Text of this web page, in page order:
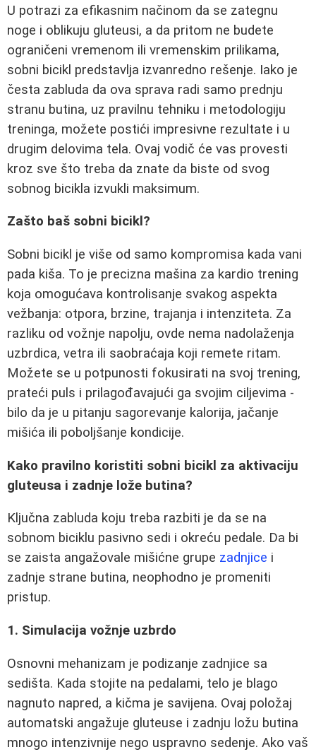
U potrazi za efikasnim načinom da se zategnu
noge i oblikuju gluteusi, a da pritom ne budete
ograničeni vremenom ili vremenskim prilikama,
sobni bicikl predstavlja izvanredno rešenje. Iako je
česta zabluda da ova sprava radi samo prednju
stranu butina, uz pravilnu tehniku i metodologiju
treninga, možete postići impresivne rezultate i u
drugim delovima tela. Ovaj vodič će vas provesti
kroz sve što treba da znate da biste od svog
sobnog bicikla izvukli maksimum.
Zašto baš sobni bicikl?
Sobni bicikl je više od samo kompromisa kada vani
pada kiša. To je precizna mašina za kardio trening
koja omogućava kontrolisanje svakog aspekta
vežbanja: otpora, brzine, trajanja i intenziteta. Za
razliku od vožnje napolju, ovde nema nadolaženja
uzbrdica, vetra ili saobraćaja koji remete ritam.
Možete se u potpunosti fokusirati na svoj trening,
prateći puls i prilagođavajući ga svojim ciljevima -
bilo da je u pitanju sagorevanje kalorija, jačanje
mišića ili poboljšanje kondicije.
Kako pravilno koristiti sobni bicikl za aktivaciju
gluteusa i zadnje lože butina?
Ključna zabluda koju treba razbiti je da se na
sobnom biciklu pasivno sedi i okreću pedale. Da bi
se zaista angažovale mišićne grupe zadnjice i
zadnje strane butina, neophodno je promeniti
pristup.
1. Simulacija vožnje uzbrdo
Osnovni mehanizam je podizanje zadnjice sa
sedišta. Kada stojite na pedalami, telo je blago
nagnuto napred, a kičma je savijena. Ovaj položaj
automatski angažuje gluteuse i zadnju ložu butina
mnogo intenzivnije nego uspravno sedenje. Ako vaš